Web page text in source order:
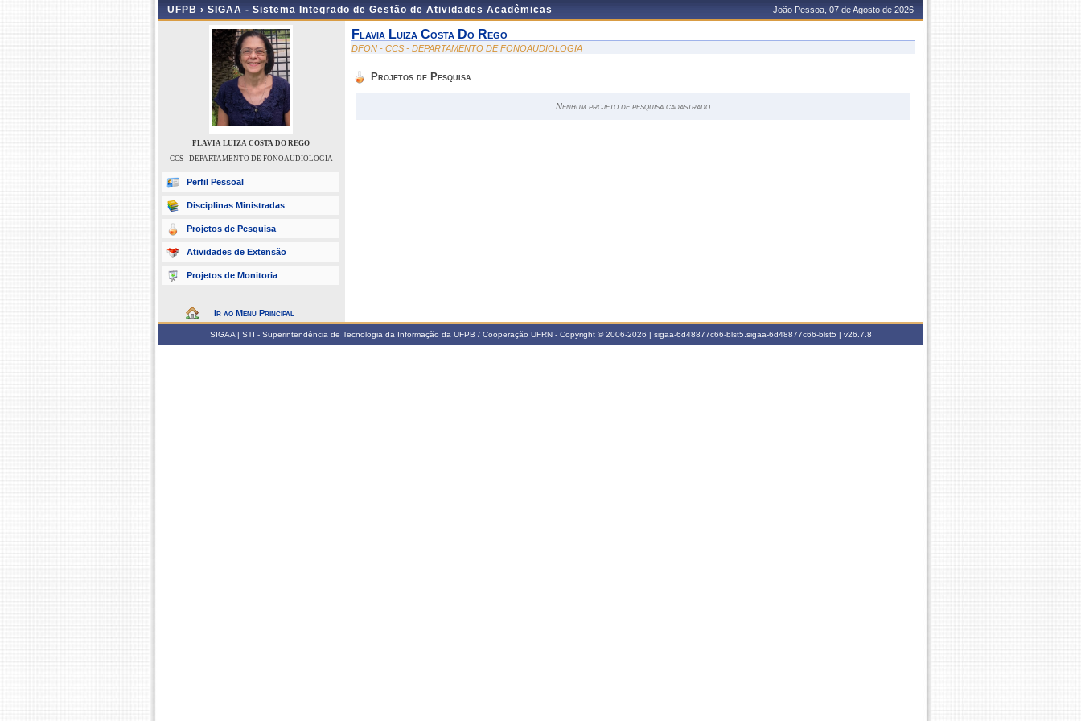
UFPB › SIGAA - Sistema Integrado de Gestão de Atividades Acadêmicas João Pessoa, 07 de Agosto de 2026
FLAVIA LUIZA COSTA DO REGO
CCS - DEPARTAMENTO DE FONOAUDIOLOGIA
Perfil Pessoal
Disciplinas Ministradas
Projetos de Pesquisa
Atividades de Extensão
Projetos de Monitoria
Ir ao Menu Principal
Flavia Luiza Costa Do Rego
DFON - CCS - DEPARTAMENTO DE FONOAUDIOLOGIA
Projetos de Pesquisa
Nenhum projeto de pesquisa cadastrado
SIGAA | STI - Superintendência de Tecnologia da Informação da UFPB / Cooperação UFRN - Copyright © 2006-2026 | sigaa-6d48877c66-blst5.sigaa-6d48877c66-blst5 | v26.7.8